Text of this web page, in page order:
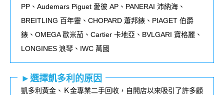
PP 、 Audemars Piguet 愛彼 AP 、 PANERAI 沛納海、
BREITLING 百年靈、 CHOPARD 蕭邦錶、 PIAGET 伯爵
錶、 OMEGA歐米茄、 Cartier 卡地亞、 BVLGARI 寶格麗、
LONGINES 浪琴、 IWC 萬國
►選擇凱多利的原因
凱多利黃金、Ｋ金專業二手回收，自開店以來吸引了許多顧